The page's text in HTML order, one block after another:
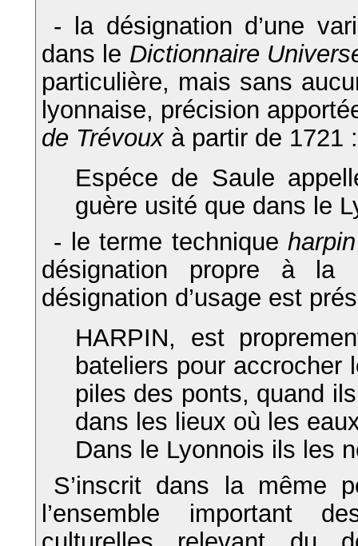
- la désignation d’une
dans le Dictionnaire
particulière, mais sans
lyonnaise, précision
de Trévoux à partir de 1721 :
Espéce de Saule
guère usité que dans le
- le terme technique harpin
désignation propre à la
désignation d’usage est
HARPIN, est
bateliers pour accrocher
piles des ponts, quand
dans les lieux où les
Dans le Lyonnois ils les
S’inscrit dans la même
l’ensemble important